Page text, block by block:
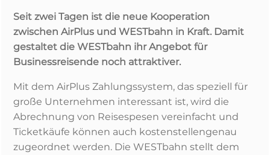
Seit zwei Tagen ist die neue Kooperation
zwischen AirPlus und WESTbahn in Kraft. Damit
gestaltet die WESTbahn ihr Angebot für
Businessreisende noch attraktiver.
Mit dem AirPlus Zahlungssystem, das speziell für
große Unternehmen interessant ist, wird die
Abrechnung von Reisespesen vereinfacht und
Ticketkäufe können auch kostenstellengenau
zugeordnet werden. Die WESTbahn stellt dem